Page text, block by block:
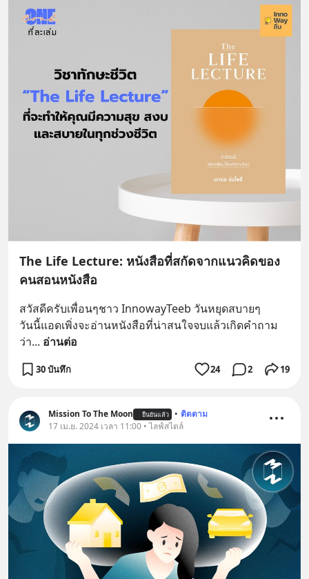
The Life Lecture: หนังสือที่สกัดจากแนวคิดของ
คนสอนหนังสือ
สวัสดีครับเพื่อนๆชาว InnowayTeeb วันหยุดสบายๆ
วันนี้แอดเพิ่งจะอ่านหนังสือที่น่าสนใจจบแล้วเกิดคำถาม
ว่า... อ่านต่อ
30 บันทึก 24 2 19
Mission To The Moon ยืนยันแล้ว • ติดตาม
17 เม.ย. 2024 เวลา 11:00 • ไลฟ์สไตล์